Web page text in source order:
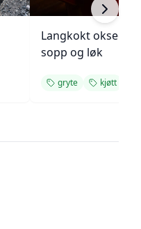
Langkokt
sopp og løk
gryte kjøtt